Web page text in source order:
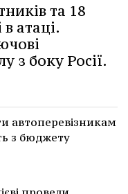
та 18
атаці.
з боку Росії.
автоперевізникам
з бюджету